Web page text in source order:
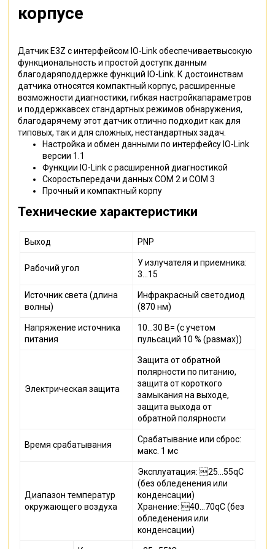
корпусе
Датчик E3Z с интерфейсом IO-Link обеспечиваетвысокую
функциональность и простой доступк данным
благодаряподдержке функций IO-Link. К достоинствам
датчика относятся компактный корпус, расширенные
возможности диагностики, гибкая настройкапараметров
и поддержкавсех стандартных режимов обнаружения,
благодарячему этот датчик отлично подходит как для
типовых, так и для сложных, нестандартных задач.
Настройка и обмен данными по интерфейсу IO-Link
версии 1.1
Функции IO-Link с расширенной диагностикой
Скоростьпередачи данных COM 2 и COM 3
Прочный и компактный корпу
Технические характеристики
Выход PNP
Рабочий угол
У излучателя и приемника:
3…15
Источник света (длина
волны)
Инфракрасный светодиод
(870 нм)
Напряжение источника
питания
10…30 В= (с учетом
пульсаций 10 % (размах))
Электрическая защита
Защита от обратной
полярности по питанию,
защита от короткого
замыкания на выходе,
защита выхода от
обратной полярности
Время срабатывания
Срабатывание или сброс:
макс. 1 мс
Диапазон температур
окружающего воздуха
Эксплуатация: 25…55qC
(без обледенения или
конденсации)
Хранение: 40…70qC (без
обледенения или
конденсации)